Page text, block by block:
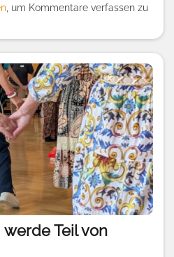
, um Kommentare verfassen zu
Teil von